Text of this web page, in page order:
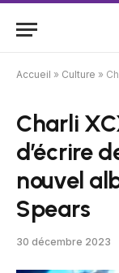
Accueil » Culture »
Charli
d’écrire
nouvel
Spears
30 décembre 2023